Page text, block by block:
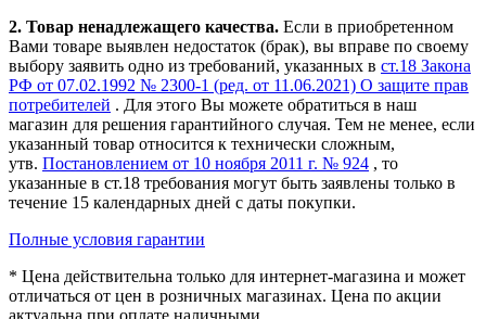
2. Товар ненадлежащего качества. Если в приобретенном
Вами товаре выявлен недостаток (брак), вы вправе по своему
выбору заявить одно из требований, указанных в ст.18 Закона
РФ от 07.02.1992 № 2300-1 (ред. от 11.06.2021) О защите прав
потребителей . Для этого Вы можете обратиться в наш
магазин для решения гарантийного случая. Тем не менее, если
указанный товар относится к технически сложным,
утв. Постановлением от 10 ноября 2011 г. № 924 , то
указанные в ст.18 требования могут быть заявлены только в
течение 15 календарных дней с даты покупки.
Полные условия гарантии
* Цена действительна только для интернет-магазина и может
отличаться от цен в розничных магазинах. Цена по акции
актуальна при оплате наличными.